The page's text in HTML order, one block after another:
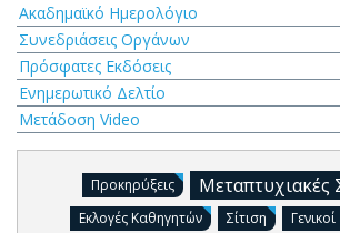
Ακαδημαϊκό Ημερολόγιο
Συνεδριάσεις Οργάνων
Πρόσφατες Εκδόσεις
Ενημερωτικό Δελτίο
Μετάδοση Video
Προκηρύξεις Μεταπτυχιακές
Εκλογές Καθηγητών Σίτιση